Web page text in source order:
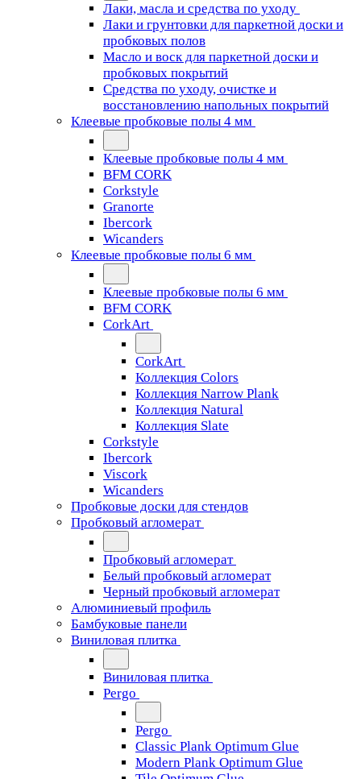
Лаки, масла и средства по уходу
Лаки и грунтовки для паркетной доски и
пробковых полов
Масло и воск для паркетной доски и
пробковых покрытий
Средства по уходу, очистке и
восстановлению напольных покрытий
Клеевые пробковые полы 4 мм
Клеевые пробковые полы 4 мм
BFM CORK
Corkstyle
Granorte
Ibercork
Wicanders
Клеевые пробковые полы 6 мм
Клеевые пробковые полы 6 мм
BFM CORK
CorkArt
CorkArt
Коллекция Colors
Коллекция Narrow Plank
Коллекция Natural
Коллекция Slate
Corkstyle
Ibercork
Viscork
Wicanders
Пробковые доски для стендов
Пробковый агломерат
Пробковый агломерат
Белый пробковый агломерат
Черный пробковый агломерат
Алюминиевый профиль
Бамбуковые панели
Виниловая плитка
Виниловая плитка
Pergo
Pergo
Classic Plank Optimum Glue
Modern Plank Optimum Glue